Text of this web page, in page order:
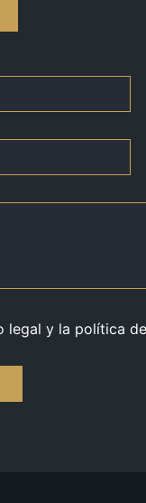
legal y la política